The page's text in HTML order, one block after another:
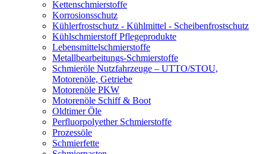
Kettenschmierstoffe
Korrosionsschutz
Kühlerfrostschutz - Kühlmittel - Scheibenfrostschutz
Kühlschmierstoff Pflegeprodukte
Lebensmittelschmierstoffe
Metallbearbeitungs-Schmierstoffe
Schmieröle Nutzfahrzeuge – UTTO/STOU,
Motorenöle, Getriebe
Motorenöle PKW
Motorenöle Schiff & Boot
Oldtimer Öle
Perfluorpolyether Schmierstoffe
Prozessöle
Schmierfette